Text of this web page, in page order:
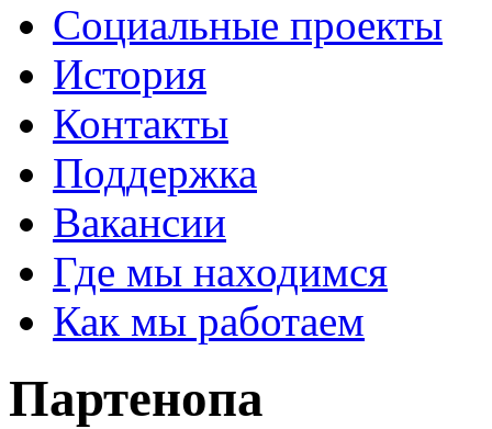
Социальные проекты
История
Контакты
Поддержка
Вакансии
Где мы находимся
Как мы работаем
Партенопа